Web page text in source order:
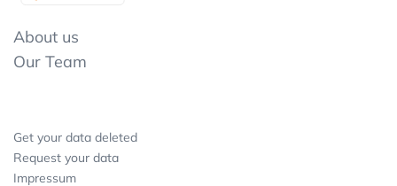
About us
Our Team
Get your data deleted
Request your data
Impressum